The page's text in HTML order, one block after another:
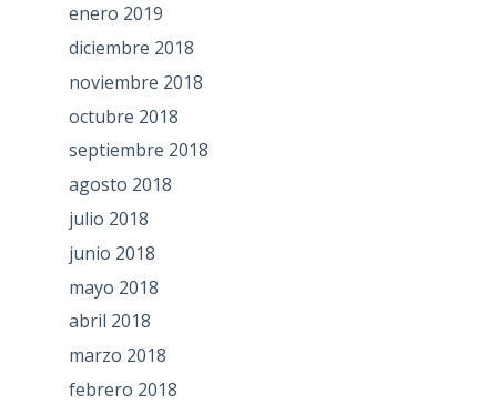
enero 2019
diciembre 2018
noviembre 2018
octubre 2018
septiembre 2018
agosto 2018
julio 2018
junio 2018
mayo 2018
abril 2018
marzo 2018
febrero 2018